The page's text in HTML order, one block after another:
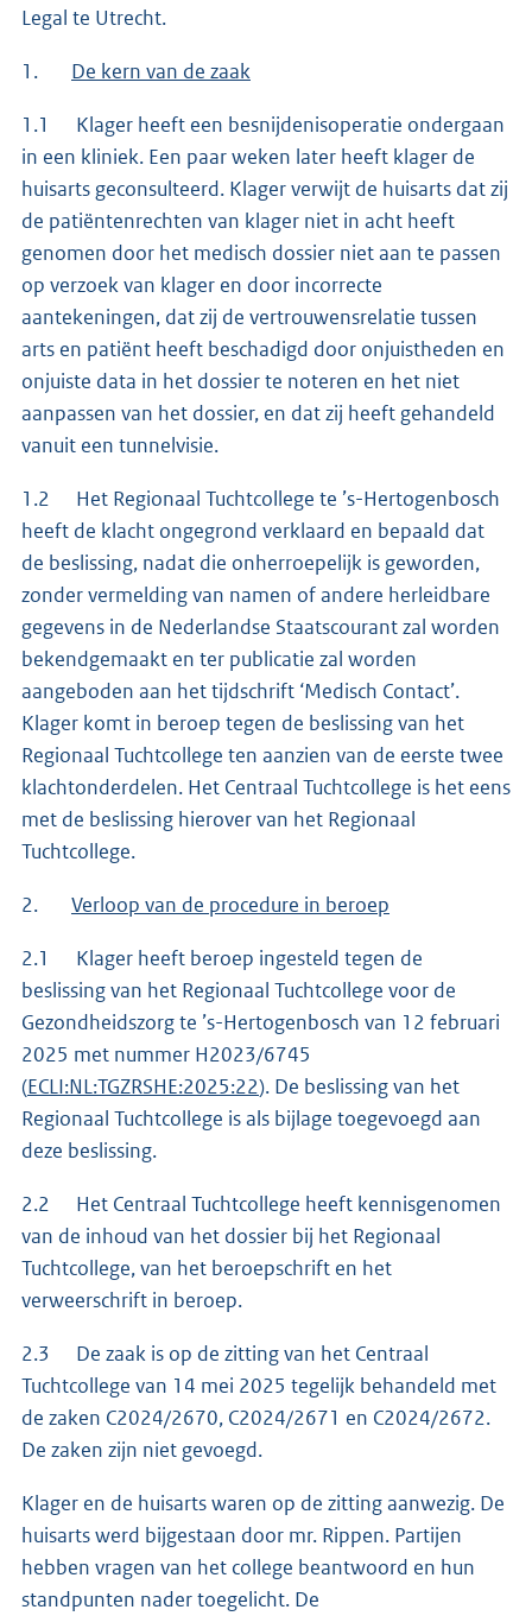
Legal te Utrecht.
1. De kern van de zaak
1.1 Klager heeft een besnijdenisoperatie ondergaan
in een kliniek. Een paar weken later heeft klager de
huisarts geconsulteerd. Klager verwijt de huisarts dat zij
de patiëntenrechten van klager niet in acht heeft
genomen door het medisch dossier niet aan te passen
op verzoek van klager en door incorrecte
aantekeningen, dat zij de vertrouwensrelatie tussen
arts en patiënt heeft beschadigd door onjuistheden en
onjuiste data in het dossier te noteren en het niet
aanpassen van het dossier, en dat zij heeft gehandeld
vanuit een tunnelvisie.
1.2 Het Regionaal Tuchtcollege te ’s-Hertogenbosch
heeft de klacht ongegrond verklaard en bepaald dat
de beslissing, nadat die onherroepelijk is geworden,
zonder vermelding van namen of andere herleidbare
gegevens in de Nederlandse Staatscourant zal worden
bekendgemaakt en ter publicatie zal worden
aangeboden aan het tijdschrift ‘Medisch Contact’.
Klager komt in beroep tegen de beslissing van het
Regionaal Tuchtcollege ten aanzien van de eerste twee
klachtonderdelen. Het Centraal Tuchtcollege is het eens
met de beslissing hierover van het Regionaal
Tuchtcollege.
2. Verloop van de procedure in beroep
2.1 Klager heeft beroep ingesteld tegen de
beslissing van het Regionaal Tuchtcollege voor de
Gezondheidszorg te ’s-Hertogenbosch van 12 februari
2025 met nummer H2023/6745
(ECLI:NL:TGZRSHE:2025:22). De beslissing van het
Regionaal Tuchtcollege is als bijlage toegevoegd aan
deze beslissing.
2.2 Het Centraal Tuchtcollege heeft kennisgenomen
van de inhoud van het dossier bij het Regionaal
Tuchtcollege, van het beroepschrift en het
verweerschrift in beroep.
2.3 De zaak is op de zitting van het Centraal
Tuchtcollege van 14 mei 2025 tegelijk behandeld met
de zaken C2024/2670, C2024/2671 en C2024/2672.
De zaken zijn niet gevoegd.
Klager en de huisarts waren op de zitting aanwezig. De
huisarts werd bijgestaan door mr. Rippen. Partijen
hebben vragen van het college beantwoord en hun
standpunten nader toegelicht. De